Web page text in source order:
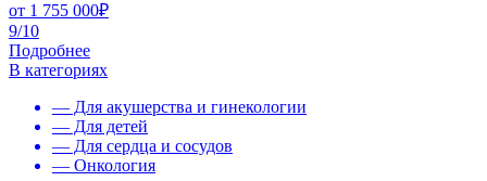
от 1 755 000₽
9/10
Подробнее
В категориях
— Для акушерства и гинекологии
— Для детей
— Для сердца и сосудов
— Онкология